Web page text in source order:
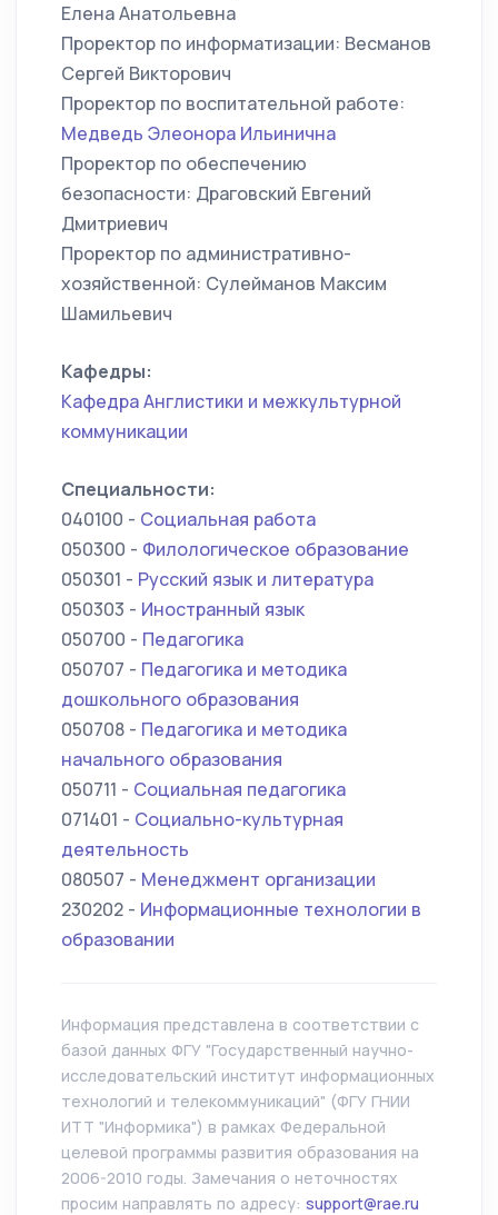
Елена Анатольевна
Проректор по информатизации: Весманов
Сергей Викторович
Проректор по воспитательной работе:
Медведь Элеонора Ильинична
Проректор по обеспечению
безопасности: Драговский Евгений
Дмитриевич
Проректор по административно-
хозяйственной: Сулейманов Максим
Шамильевич
Кафедры:
Кафедра Англистики и межкультурной
коммуникации
Специальности:
040100 - Социальная работа
050300 - Филологическое образование
050301 - Русский язык и литература
050303 - Иностранный язык
050700 - Педагогика
050707 - Педагогика и методика
дошкольного образования
050708 - Педагогика и методика
начального образования
050711 - Социальная педагогика
071401 - Социально-культурная
деятельность
080507 - Менеджмент организации
230202 - Информационные технологии в
образовании
Информация представлена в соответствии с
базой данных ФГУ "Государственный научно-
исследовательский институт информационных
технологий и телекоммуникаций" (ФГУ ГНИИ
ИТТ "Информика") в рамках Федеральной
целевой программы развития образования на
2006-2010 годы. Замечания о неточностях
просим направлять по адресу: support@rae.ru